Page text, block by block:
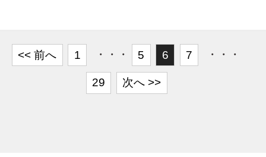
<< 前へ 1 ・・・ 5 6 7 ・・・
29 次へ >>